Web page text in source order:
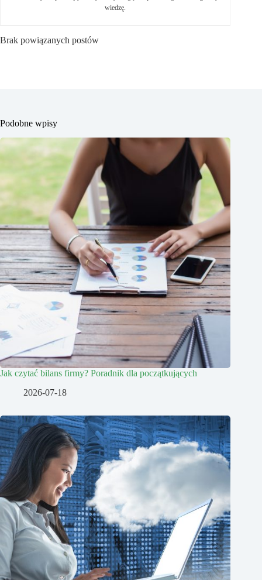
wiedzę.
Brak powiązanych postów
Podobne wpisy
Jak czytać bilans firmy? Poradnik dla początkujących
2026-07-18